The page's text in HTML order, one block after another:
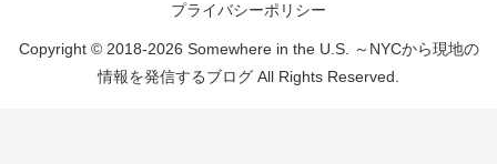
プライバシーポリシー
Copyright © 2018-2026 Somewhere in the U.S. ～NYCから現地の
情報を発信するブログ All Rights Reserved.